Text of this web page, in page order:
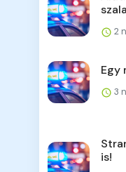
2
Egy
3
is!